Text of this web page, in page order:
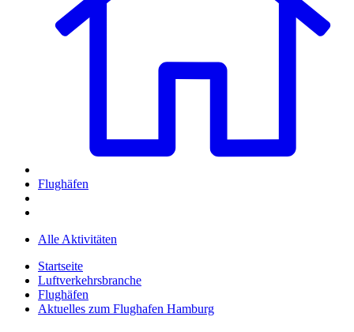
Flughäfen
Alle Aktivitäten
Startseite
Luftverkehrsbranche
Flughäfen
Aktuelles zum Flughafen Hamburg